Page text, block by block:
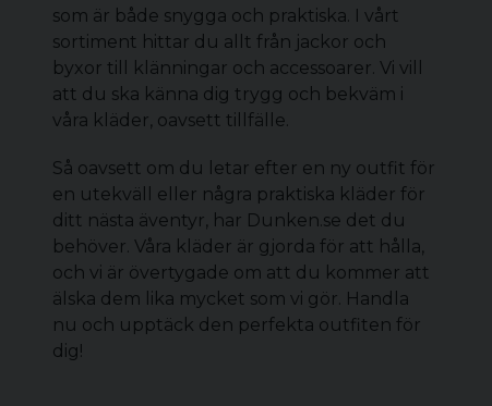
som är både snygga och praktiska. I vårt
sortiment hittar du allt från jackor och
byxor till klänningar och accessoarer. Vi vill
att du ska känna dig trygg och bekväm i
våra kläder, oavsett tillfälle.
Så oavsett om du letar efter en ny outfit för
en utekväll eller några praktiska kläder för
ditt nästa äventyr, har Dunken.se det du
behöver. Våra kläder är gjorda för att hålla,
och vi är övertygade om att du kommer att
älska dem lika mycket som vi gör. Handla
nu och upptäck den perfekta outfiten för
dig!